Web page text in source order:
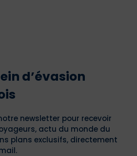
d’évasion
newsletter pour recevoir
actu du monde du
plans exclusifs, directement